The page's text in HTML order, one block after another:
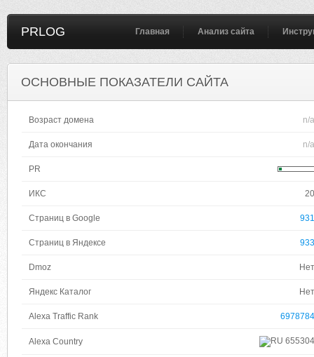
PRLOG Главная Анализ сайта
ОСНОВНЫЕ ПОКАЗАТЕЛИ САЙТА
Возраст домена n/a
Дата окончания n/a
PR
ИКС 20
Страниц в Google 931
Страниц в Яндексе 933
Dmoz Нет
Яндекс Каталог Нет
Alexa Traffic Rank 6978784
Alexa Country 655304